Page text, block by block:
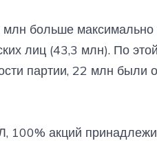
больше максимально
лиц (43,3 млн). По
партии, 22 млн были
100% акций